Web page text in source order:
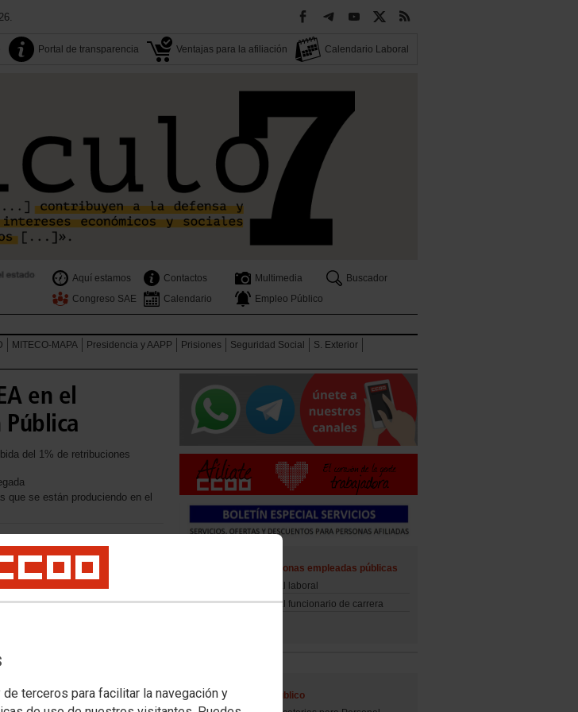
terceros para facilitar la navegación y
Portal de transparencia Ventajas para la afiliación Calendario Laboral
Aquí estamos Contactos Multimedia
Buscador
Congreso SAE
Calendario Empleo Público
MITECO-MAPA Presidencia y AAPP Prisiones Seguridad Social
S. Exterior
en el
del 1% de retribuciones
que se están produciendo en el
Movilidad de las personas empleadas públicas
Movilidad del personal laboral
Movilidad del personal funcionario de carrera
Acceso al Empleo Público